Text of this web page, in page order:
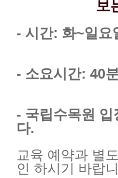
보
- 시간: 화~일요
- 소요시간: 40
- 국립수목원
다.
교육 예약과 별
인 하시기 바랍